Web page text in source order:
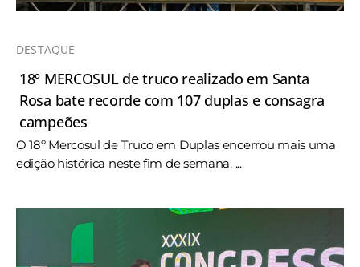
DESTAQUE
18º MERCOSUL de truco realizado em Santa
Rosa bate recorde com 107 duplas e consagra
campeões
O 18º Mercosul de Truco em Duplas encerrou mais uma
edição histórica neste fim de semana, ...